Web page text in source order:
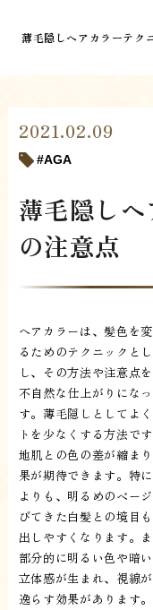
薄毛隠しヘアカラーテク
2021.02.09
AGA
薄毛隠し
の注意点
ヘアカラーは、髪色を
るためのテクニックと
し、その方法や注意点
不自然な仕上がりにな
す。薄毛隠しとしてよ
トを少なくする方法で
地肌との色の差が縮ま
果が期待できます。特
よりも、明るめのベー
びてきた白髪との境目
出しやすくなります。
部分的に明るい色や暗
立体感が生まれ、視線
逸らす効果があります